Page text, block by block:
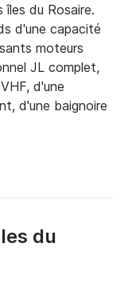
du Rosaire.
d'une capacité
moteurs
JL complet,
d'une
d'une baignoire
toute la
sera
la ville de
profiter
en regardant le
du